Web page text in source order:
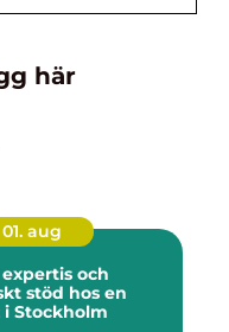
här
01. aug
och
stöd hos en
Stockholm